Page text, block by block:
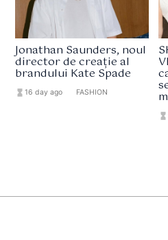
Jonathan Saunders, noul
director de creație al
brandului Kate Spade
hourglass_full16 day ago FASHION
hourglass_full